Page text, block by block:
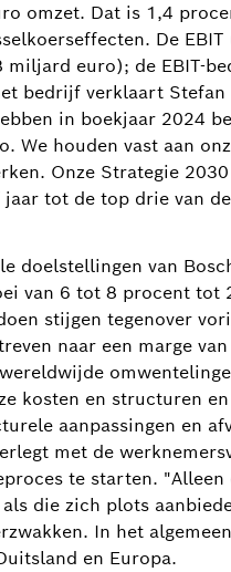
omzet. Dat is 1,4
De EBIT
euro); de EBIT-
bedrijf verklaart
in boekjaar 2024
houden vast aan
Onze Strategie
tot de top drie van
doelstellingen van
van 6 tot 8 procent tot
stijgen tegenover
naar een marge
kosten en structuren
aanpassingen en
met de
te starten. "Alleen
die zich plots
In het
en Europa.